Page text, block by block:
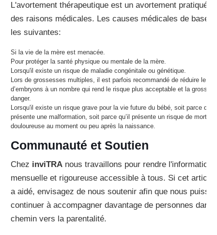
L'avortement thérapeutique est un avortement pratiqué
des raisons médicales. Les causes médicales de base
les suivantes:
Si la vie de la mère est menacée.
Pour protéger la santé physique ou mentale de la mère.
Lorsqu'il existe un risque de maladie congénitale ou génétique.
Lors de grossesses multiples, il est parfois recommandé de réduire le
d’embryons à un nombre qui rend le risque plus acceptable et la
danger.
Lorsqu'il existe un risque grave pour la vie future du bébé, soit parce qu'il
présente une malformation, soit parce qu’il présente un risque de mort
douloureuse au moment ou peu après la naissance.
Communauté et Soutien
Chez inviTRA nous travaillons pour rendre l'information
mensuelle et rigoureuse accessible à tous. Si cet article
a aidé, envisagez de nous soutenir afin que nous
continuer à accompagner davantage de personnes dans
chemin vers la parentalité.